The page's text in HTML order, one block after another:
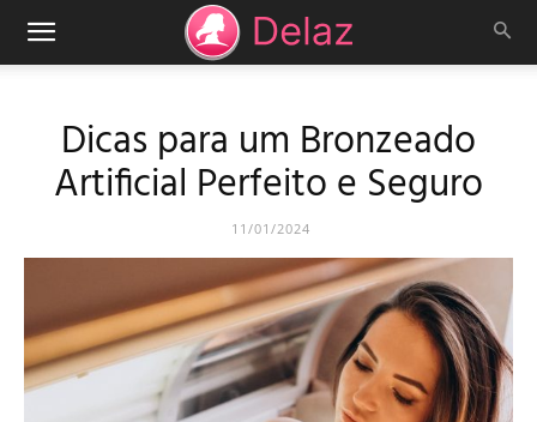
Dicas para um Bronzeado
Artificial Perfeito e Seguro
11/01/2024